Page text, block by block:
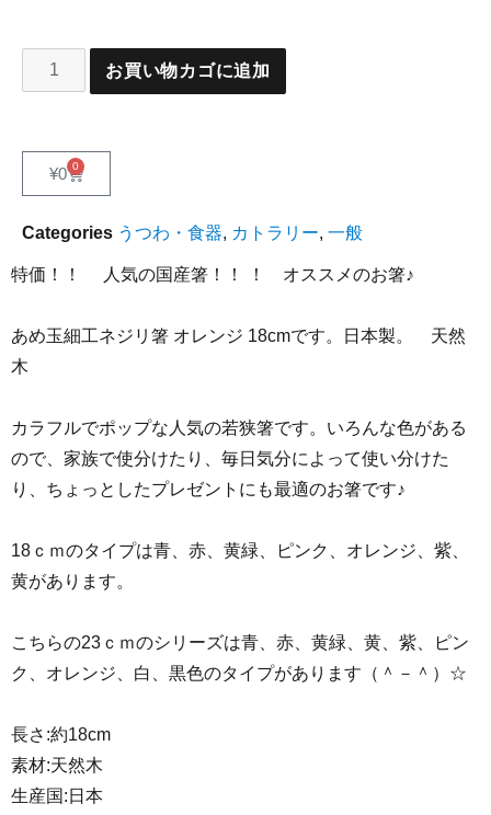
お買い物カゴに追加
¥0 0
Categories うつわ・食器, カトラリー, 一般
特価！！ 人気の国産箸！！ ！ オススメのお箸♪
あめ玉細工ネジリ箸 オレンジ 18cmです。日本製。 天然
木
カラフルでポップな人気の若狭箸です。いろんな色がある
ので、家族で使分けたり、毎日気分によって使い分けた
り、ちょっとしたプレゼントにも最適のお箸です♪
18ｃｍのタイプは青、赤、黄緑、ピンク、オレンジ、紫、
黄があります。
こちらの23ｃｍのシリーズは青、赤、黄緑、黄、紫、ピン
ク、オレンジ、白、黒色のタイプがあります（＾－＾）☆
長さ:約18cm
素材:天然木
生産国:日本